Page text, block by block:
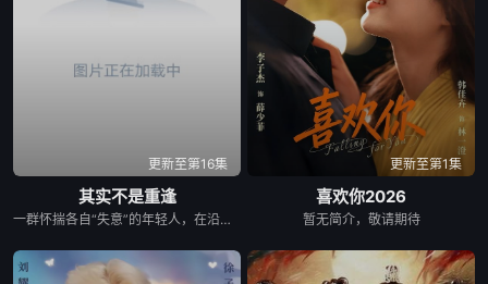
更新至第16集
其实不是重逢
一群怀揣各自“失意”的年轻人，在沿海小城南安相遇相知，他们决心各展所长创办旅行社。他们以当地的特色人文与美食为引，用真诚与创意打动游客。尽管在创业路上笑料百出，但他们也渐渐褪去青涩，逐渐打响“成功旅行社”的品牌。从“冤家”互怼到甜蜜携手，“成功小分队”不仅在南安扎根了事业，更收获了惺惺相惜的友情与双向奔赴的爱情。
更新至第1集
喜欢你2026
暂无简介，敬请期待